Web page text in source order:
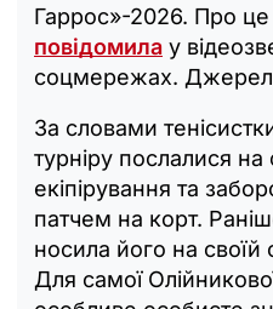
Гаррос»-2026. Про
повідомила у
соцмережах.
За словами
турніру послалися
екіпірування та
патчем на корт.
носила його на своїй
Для самої